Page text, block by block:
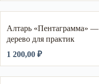
Алтарь «Пентаграмма» —
дерево для практик
1 200,00 ₽